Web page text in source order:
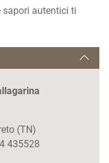
sapori autentici ti
(TN)
435528